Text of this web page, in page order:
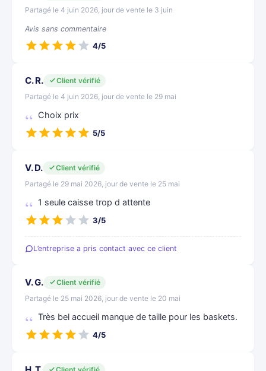
Partagé le 4 juin 2026, jour de vente le 3 juin
Avis sans commentaire
4/5
C. R.
Client vérifié
Partagé le 4 juin 2026, jour de vente le 29 mai
Choix prix
5/5
V. D.
Client vérifié
Partagé le 29 mai 2026, jour de vente le 25 mai
1 seule caisse trop d attente
3/5
L’entreprise a pris contact avec ce client
V. G.
Client vérifié
Partagé le 25 mai 2026, jour de vente le 20 mai
Très bel accueil manque de taille pour les baskets.
4/5
Client vérifié